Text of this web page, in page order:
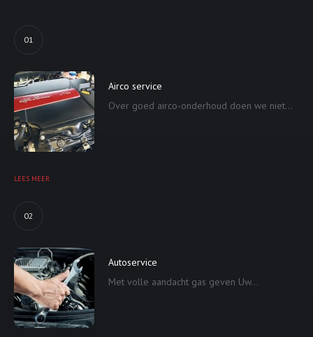
01
Airco service
Over goed airco-onderhoud doen we niet...
LEES MEER
02
Autoservice
Met volle aandacht gas geven Uw...